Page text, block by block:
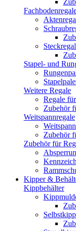
Stapel- und
Weitere Regale
Regale
Zubehör
Weitspannregale
Zubehör
Zubehör für
Kipper &
Kippbehälter